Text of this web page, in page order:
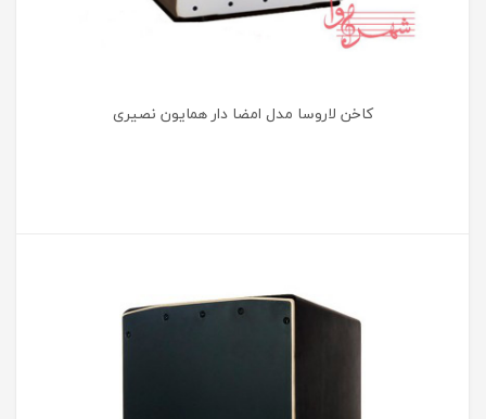
کاخن لاروسا مدل امضا دار همایون نصیری